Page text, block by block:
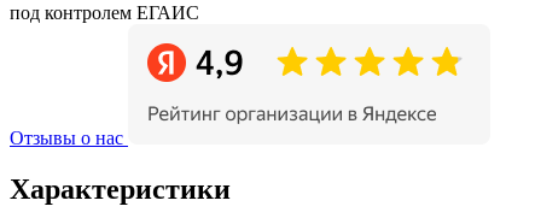
под контролем ЕГАИС
Отзывы о нас
Характеристики